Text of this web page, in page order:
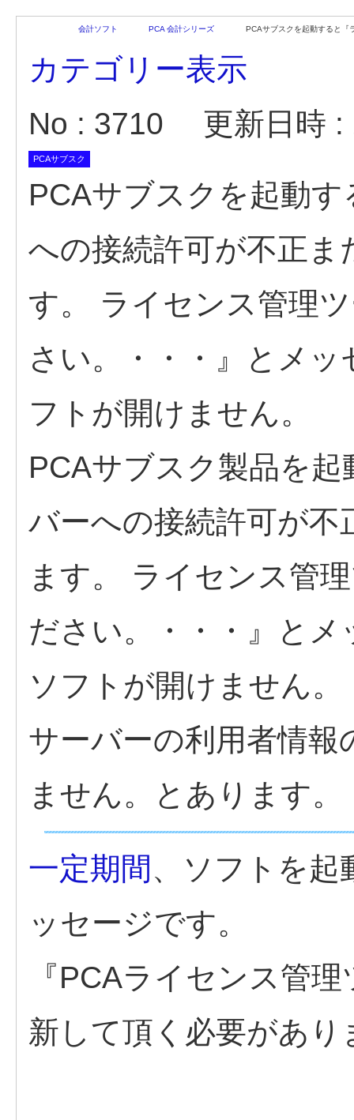
会計ソフト PCA 会計シリーズ PCAサブスクを起動すると『
カテゴリー表示
No : 3710
更新日時
PCAサブスク
PCAサブスクを起動
への接続許可が不正
す。 ライセンス管理
さい。・・・』とメ
フトが開けません。
PCAサブスク製品を
バーへの接続許可が
ます。 ライセンス管
ださい。・・・』と
ソフトが開けません
サーバーの利用者情報
ません。とあります。
一定期間 、ソフトを起
ッセージです。
『PCAライセンス管
新して頂く必要があり